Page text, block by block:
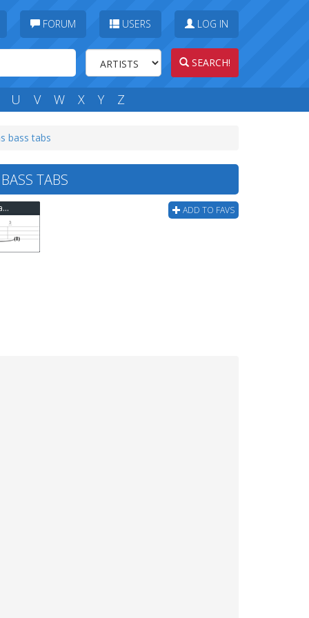
FORUM USERS LOG IN
SEARCH!
U V W X Y Z
bass tabs
TABS
ADD TO FAVS
Unsigned - Eighteen Visions-waiting For The Heavens Bass Tab